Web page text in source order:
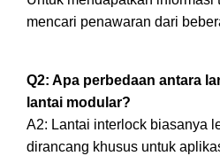
mencari penawaran dari
Q2: Apa perbedaan antara
lantai modular?
A2: Lantai interlock biasanya
dirancang khusus untuk